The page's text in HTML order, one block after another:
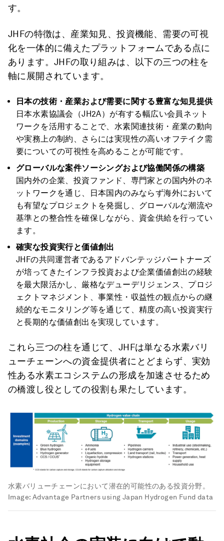
す。
JHFの特徴は、産業知見、投資機能、需要の可視
化を一体的に備えたプラットフォームである点に
あります。JHFの取り組みは、以下の三つの柱を
軸に展開されています。
日本の技術・産業および需要に関する豊富な知見提供
日本水素協議会（JH2A）が有する幅広い会員ネット
ワークを活用することで、水素関連技術・産業の動向
や実務上の制約、さらには実現性の高いオフテイク需
要についての可視性を高めることが可能です。
グローバルな案件ソーシングおよび協働関係の構築
国内外の企業、投資ファンド、専門家との国内外のネ
ットワークを通じ、日本国内のみならず海外において
も有望なプロジェクトを発掘し、グローバルな潮流や
基準との整合性を確保しながら、資金供給を行ってい
ます。
確実な投資実行と価値創出
JHFの共同運営者であるアドバンテッジパートナーズ
が培ってきたインフラ投資および企業価値創出の経験
を最大限活かし、厳格なデューデリジェンス、プロジ
ェクトマネジメント、事業性・収益性の観点からの継
続的なモニタリング等を通じて、精度の高い投資実行
と長期的な価値創出を実現しています。
これら三つの柱を通じて、JHFは単なる水素バリ
ューチェーンへの資金提供者にとどまらず、実効
性ある水素エコシステムの形成を加速させるため
の橋渡し役としての役割も果たしています。
水素バリューチェーンにおいて潜在的可能性のある投資分野。
Image: Advantage Partners using Japan Hydrogen Fund data